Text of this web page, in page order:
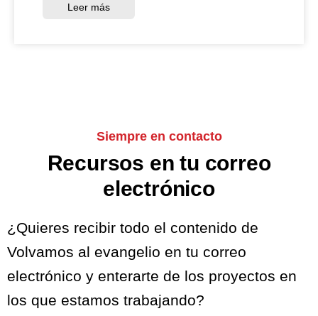
Leer más
Siempre en contacto
Recursos en tu correo
electrónico
¿Quieres recibir todo el contenido de
Volvamos al evangelio en tu correo
electrónico y enterarte de los proyectos en
los que estamos trabajando?